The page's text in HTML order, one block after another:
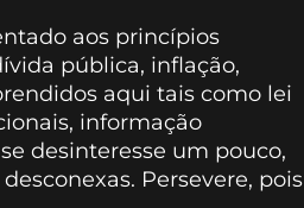
aos princípios
pública, inflação,
aqui tais como lei
informação
desinteresse um pouco,
Persevere, pois